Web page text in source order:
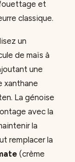
et
classique.
un
de maïs à
une
xanthane
La génoise
avec la
la
remplacer la
(crème